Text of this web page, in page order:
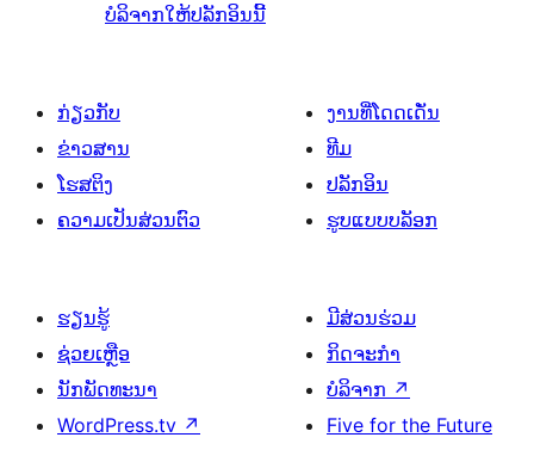
ບໍລິຈາກໃຫ້ປລັກອິນນີ້
ກ່ຽວກັບ
ຂ່າວສານ
ໂຮສຕິງ
ຄວາມເປັນສ່ວນຕົວ
ງານທີ່ໂດດເດັ່ນ
ທີມ
ປລັກອິນ
ຮູບແບບບລັອກ
ຮຽນຮູ້
ຊ່ວຍເຫຼືອ
ນັກພັດທະນາ
WordPress.tv ↗
ມີສ່ວນຮ່ວມ
ກິດຈະກຳ
ບໍລິຈາກ ↗
Five for the Future